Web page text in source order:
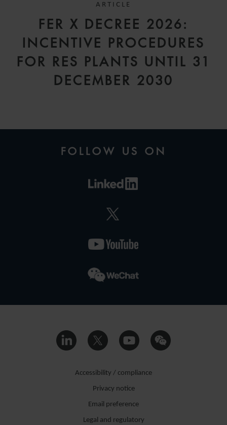
ARTICLE
FER X DECREE 2026:
INCENTIVE PROCEDURES
FOR RES PLANTS UNTIL 31
DECEMBER 2030
FOLLOW US ON
Accessibility / compliance
Privacy notice
Email preference
Legal and regulatory